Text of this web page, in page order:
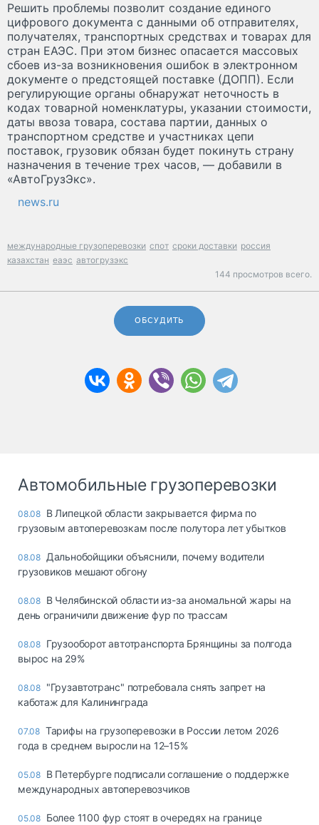
Решить проблемы позволит создание единого
цифрового документа с данными об отправителях,
получателях, транспортных средствах и товарах для
стран ЕАЭС. При этом бизнес опасается массовых
сбоев из-за возникновения ошибок в электронном
документе о предстоящей поставке (ДОПП). Если
регулирующие органы обнаружат неточность в
кодах товарной номенклатуры, указании стоимости,
даты ввоза товара, состава партии, данных о
транспортном средстве и участниках цепи
поставок, грузовик обязан будет покинуть страну
назначения в течение трех часов, — добавили в
«АвтоГрузЭкс».
news.ru
международные грузоперевозки спот сроки доставки россия
казахстан еаэс автогрузэкс
144 просмотров всего.
ОБСУДИТЬ
Автомобильные грузоперевозки
08.08 В Липецкой области закрывается фирма по
грузовым автоперевозкам после полутора лет убытков
08.08 Дальнобойщики объяснили, почему водители
грузовиков мешают обгону
08.08 В Челябинской области из-за аномальной жары на
день ограничили движение фур по трассам
08.08 Грузооборот автотранспорта Брянщины за полгода
вырос на 29%
08.08 "Грузавтотранс" потребовала снять запрет на
каботаж для Калининграда
07.08 Тарифы на грузоперевозки в России летом 2026
года в среднем выросли на 12–15%
05.08 В Петербурге подписали соглашение о поддержке
международных автоперевозчиков
05.08 Более 1100 фур стоят в очередях на границе